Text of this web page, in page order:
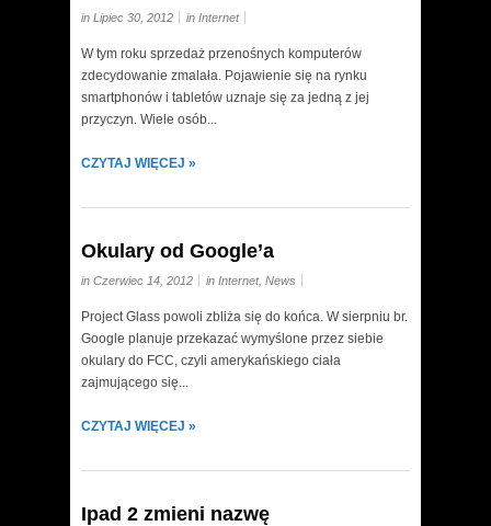
in Lipiec 30, 2012 in Internet
W tym roku sprzedaż przenośnych komputerów
zdecydowanie zmalała. Pojawienie się na rynku
smartphonów i tabletów uznaje się za jedną z jej
przyczyn. Wiele osób...
CZYTAJ WIĘCEJ »
Okulary od Google’a
in Czerwiec 14, 2012 in Internet, News
Project Glass powoli zbliża się do końca. W sierpniu br.
Google planuje przekazać wymyślone przez siebie
okulary do FCC, czyli amerykańskiego ciała
zajmującego się...
CZYTAJ WIĘCEJ »
Ipad 2 zmieni nazwę